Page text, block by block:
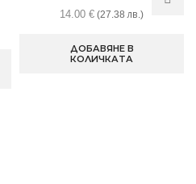
14.00 € (27.38 лв.)
ДОБАВЯНЕ В
КОЛИЧКАТА